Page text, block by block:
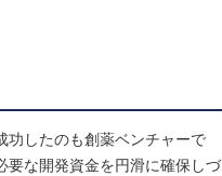
功したのも創薬ベンチャーで
要な開発資金を円滑に確保しづ